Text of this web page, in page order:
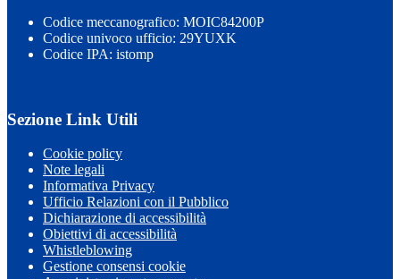
Codice meccanografico: MOIC84200P
Codice univoco ufficio: 29YUXK
Codice IPA: istomp
Sezione Link Utili
Cookie policy
Note legali
Informativa Privacy
Ufficio Relazioni con il Pubblico
Dichiarazione di accessibilità
Obiettivi di accessibilità
Whistleblowing
Gestione consensi cookie